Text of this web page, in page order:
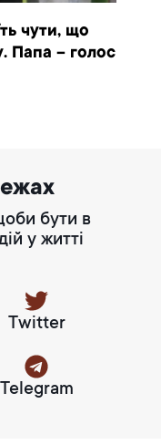
чути, що
Папа – голос
бути в
у житті
Twitter
Telegram